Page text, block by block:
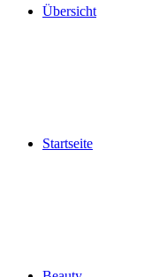
Übersicht
Startseite